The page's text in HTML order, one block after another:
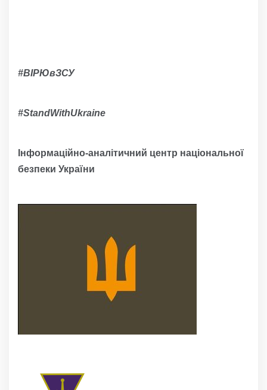
#ВІРЮвЗСУ
#StandWithUkraine
Інформаційно-аналітичний центр національної
безпеки України